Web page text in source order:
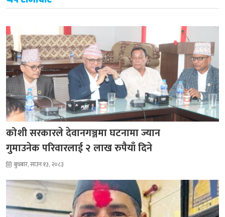
कोशी सरकारले देवानगञ्जमा घटनामा ज्यान
गुमाउनेक परिवारलाई २ लाख रुपैयाँ दिने
बुधबार, साउन १३, २०८३